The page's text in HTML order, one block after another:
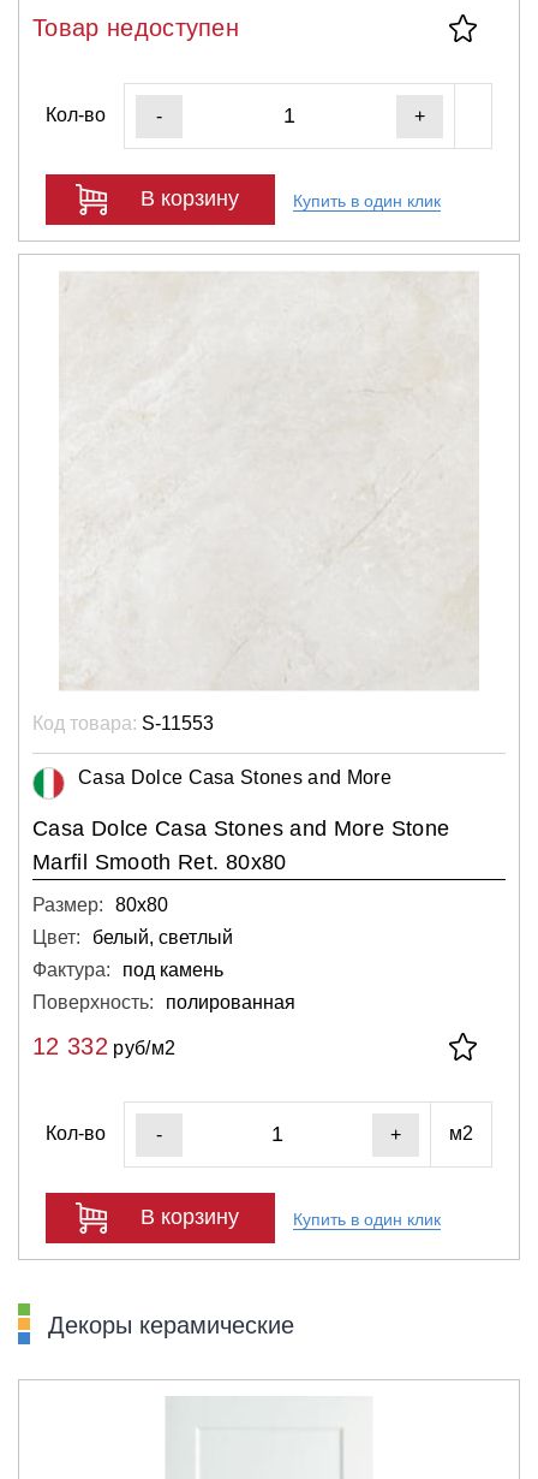
Товар недоступен
Кол-во - +
В корзину Купить в один клик
Код товара: S-11553
Casa Dolce Casa Stones and More
Casa Dolce Casa Stones and More Stone
Marfil Smooth Ret. 80x80
Размер:
80х80
Цвет:
белый, светлый
Фактура:
под камень
Поверхность:
полированная
12 332 руб/м2
Кол-во - + м2
В корзину Купить в один клик
Декоры керамические